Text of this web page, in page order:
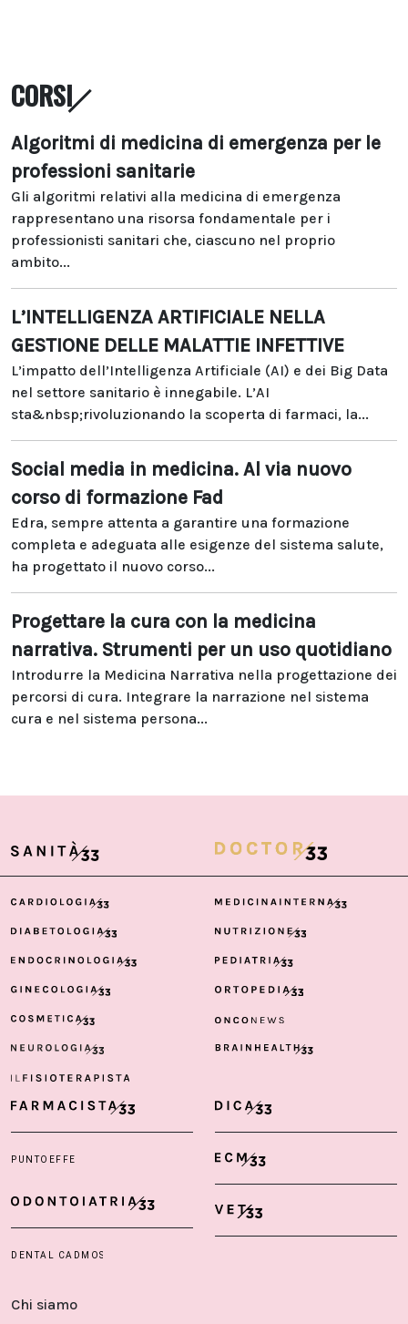
CORSI
Algoritmi di medicina di emergenza per le
professioni sanitarie
Gli algoritmi relativi alla medicina di emergenza
rappresentano una risorsa fondamentale per i
professionisti sanitari che, ciascuno nel proprio
ambito...
L’INTELLIGENZA ARTIFICIALE NELLA
GESTIONE DELLE MALATTIE INFETTIVE
L’impatto dell’Intelligenza Artificiale (AI) e dei Big Data
nel settore sanitario è innegabile. L’AI
sta&nbsp;rivoluzionando la scoperta di farmaci, la...
Social media in medicina. Al via nuovo
corso di formazione Fad
Edra, sempre attenta a garantire una formazione
completa e adeguata alle esigenze del sistema salute,
ha progettato il nuovo corso...
Progettare la cura con la medicina
narrativa. Strumenti per un uso quotidiano
Introdurre la Medicina Narrativa nella progettazione dei
percorsi di cura. Integrare la narrazione nel sistema
cura e nel sistema persona...
Chi siamo